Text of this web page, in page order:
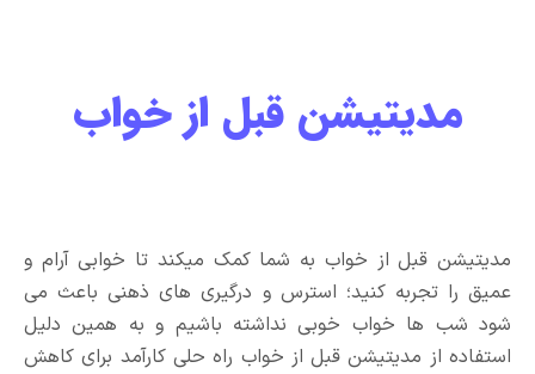
مدیتیشن قبل از خواب
مدیتیشن قبل از خواب به شما کمک میکند تا خوابی آرام و
عمیق را تجربه کنید؛ استرس و درگیری های ذهنی باعث می
شود شب ها خواب خوبی نداشته باشیم و به همین دلیل
استفاده از مدیتیشن قبل از خواب راه حلی کارآمد برای کاهش